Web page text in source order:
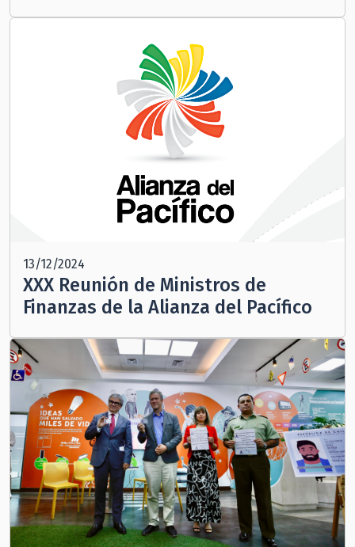
13/12/2024
XXX Reunión de Ministros de
Finanzas de la Alianza del Pacífico